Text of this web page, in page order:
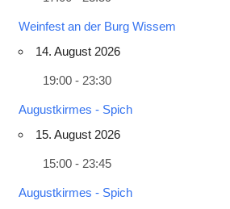
Weinfest an der Burg Wissem
14. August 2026
19:00 - 23:30
Augustkirmes - Spich
15. August 2026
15:00 - 23:45
Augustkirmes - Spich